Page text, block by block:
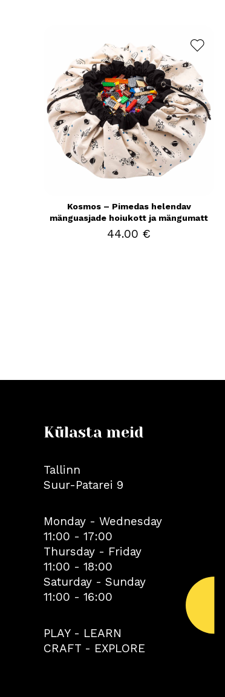
Kosmos – Pimedas helendav
mänguasjade hoiukott ja mängumatt
44.00 €
Külasta meid
Tallinn
Suur-Patarei 9
Monday - Wednesday
11:00 - 17:00
Thursday - Friday
11:00 - 18:00
Saturday - Sunday
11:00 - 16:00
PLAY - LEARN
CRAFT - EXPLORE